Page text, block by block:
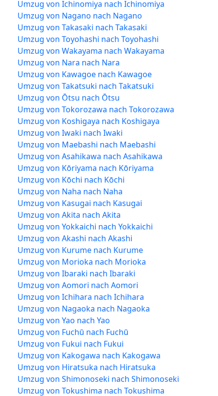
Umzug von Ichinomiya nach Ichinomiya
Umzug von Nagano nach Nagano
Umzug von Takasaki nach Takasaki
Umzug von Toyohashi nach Toyohashi
Umzug von Wakayama nach Wakayama
Umzug von Nara nach Nara
Umzug von Kawagoe nach Kawagoe
Umzug von Takatsuki nach Takatsuki
Umzug von Ōtsu nach Ōtsu
Umzug von Tokorozawa nach Tokorozawa
Umzug von Koshigaya nach Koshigaya
Umzug von Iwaki nach Iwaki
Umzug von Maebashi nach Maebashi
Umzug von Asahikawa nach Asahikawa
Umzug von Kōriyama nach Kōriyama
Umzug von Kōchi nach Kōchi
Umzug von Naha nach Naha
Umzug von Kasugai nach Kasugai
Umzug von Akita nach Akita
Umzug von Yokkaichi nach Yokkaichi
Umzug von Akashi nach Akashi
Umzug von Kurume nach Kurume
Umzug von Morioka nach Morioka
Umzug von Ibaraki nach Ibaraki
Umzug von Aomori nach Aomori
Umzug von Ichihara nach Ichihara
Umzug von Nagaoka nach Nagaoka
Umzug von Yao nach Yao
Umzug von Fuchū nach Fuchū
Umzug von Fukui nach Fukui
Umzug von Kakogawa nach Kakogawa
Umzug von Hiratsuka nach Hiratsuka
Umzug von Shimonoseki nach Shimonoseki
Umzug von Tokushima nach Tokushima